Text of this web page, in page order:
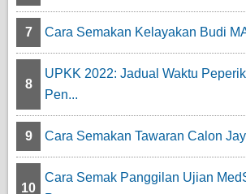
7 Cara Semakan Kelayakan Budi
8
UPKK 2022: Jadual Waktu
Pen...
9 Cara Semakan Tawaran Calon
10
Cara Semak Panggilan Ujian